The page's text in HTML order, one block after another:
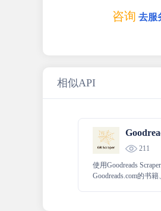
咨询 去服
相似API
211
使用Goodreads
Goodreads.com的书